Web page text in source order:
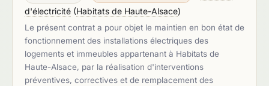
d'électricité (Habitats de Haute-Alsace)
Le présent contrat a pour objet le maintien en bon état de
fonctionnement des installations électriques des
logements et immeubles appartenant à Habitats de
Haute-Alsace, par la réalisation d'interventions
préventives, correctives et de remplacement des